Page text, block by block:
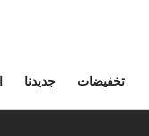
تخفيضات جديدنا